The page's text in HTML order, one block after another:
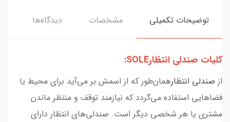
توضیحات تکمیلی مشخصات دیدگاه‌ها
کلیات صندلی انتظارSOLE:
از صندلی انتظارهمان‌طور که از اسمش بر می‌آید برای محیط یا
فضاهایی استفاده می‌گردد که نیازمند توقف و منتظر ماندن
مشتری یا هر شخصی دیگر است. صندلی‌های انتظار دارای